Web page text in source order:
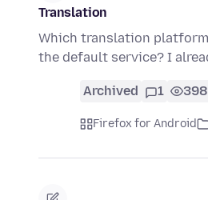
Translation
Which translation
the default service? I
Archived 1 398
Firefox for Android